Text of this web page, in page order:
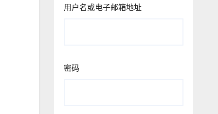
用户名或电子邮箱地址
密码